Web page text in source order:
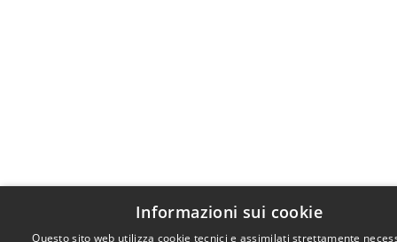
Informazioni sui cookie
Questo sito web utilizza cookie tecnici e assimilati strettamente